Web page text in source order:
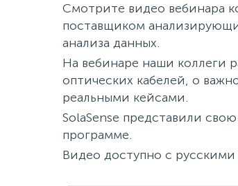
Смотрите видео вебинара
поставщиком
анализа данных.
На вебинаре наши коллеги
оптических кабелей, о
реальными кейсами.
SolaSense представили
программе.
Видео доступно с